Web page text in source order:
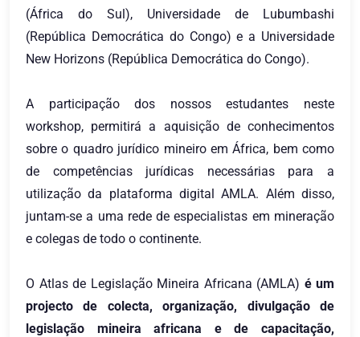
(África do Sul), Universidade de Lubumbashi
(República Democrática do Congo) e a Universidade
New Horizons (República Democrática do Congo).
A participação dos nossos estudantes neste
workshop, permitirá a aquisição de conhecimentos
sobre o quadro jurídico mineiro em África, bem como
de competências jurídicas necessárias para a
utilização da plataforma digital AMLA. Além disso,
juntam-se a uma rede de especialistas em mineração
e colegas de todo o continente.
O Atlas de Legislação Mineira Africana (AMLA) é um
projecto de colecta, organização, divulgação de
legislação mineira africana e de capacitação,